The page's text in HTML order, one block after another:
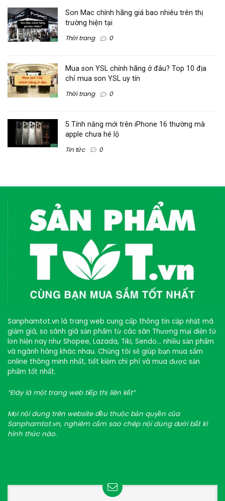
Son Mac chính hãng giá bao nhiêu trên thị
trường hiện tại
Thời trang 0
Mua son YSL chính hãng ở đâu? Top 10 địa
chỉ mua son YSL uy tín
Thời trang 0
5 Tính năng mới trên iPhone 16 thường mà
apple chưa hé lộ
Tin tức 0
Sanphamtot.vn là trang web cung cấp thông tin cập nhật mã
giảm giá, so sánh giá sản phẩm từ các sàn Thương mại điện tử
lớn hiện nay như Shopee, Lazada, Tiki, Sendo… nhiều sản phẩm
và ngành hàng khác nhau. Chúng tôi sẽ giúp bạn mua sắm
online thông minh nhất, tiết kiệm chi phí và mua được sản
phẩm tốt nhất.
“Đây là một trang web tiếp thị liên kết”
Mọi nội dung trên website đều thuộc bản quyền của
Sanphamtot.vn, nghiêm cấm sao chép nội dung dưới bất kì
hình thức nào.